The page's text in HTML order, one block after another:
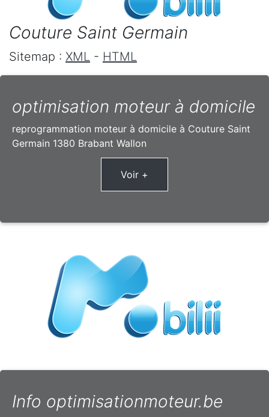
Couture Saint Germain
Sitemap : XML - HTML
optimisation moteur à domicile
reprogrammation moteur à domicile à Couture Saint
Germain 1380 Brabant Wallon
Voir +
Info optimisationmoteur.be